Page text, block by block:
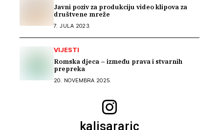
Javni poziv za produkciju video klipova za
društvene mreže
7. JULA 2023.
VIJESTI
Romska djeca – između prava i stvarnih
prepreka
20. NOVEMBRA 2025.
kalisararic